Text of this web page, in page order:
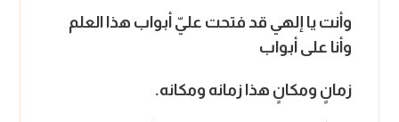
وأنت يا إلهي قد فتحت عليّ أبواب هذا العلم
وأنا على أبواب
زمانٍ ومكانٍ هذا زمانه ومكانه.